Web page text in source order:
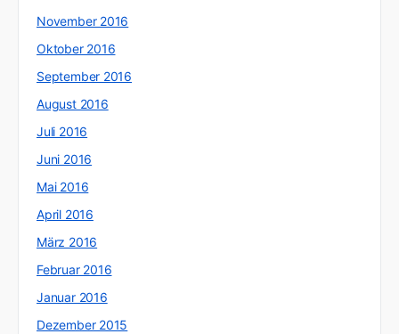
November 2016
Oktober 2016
September 2016
August 2016
Juli 2016
Juni 2016
Mai 2016
April 2016
März 2016
Februar 2016
Januar 2016
Dezember 2015